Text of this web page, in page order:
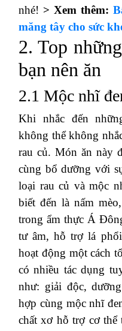
nhé! > Xem thêm:
măng tây cho sức
2. Top
bạn nên ăn
2.1 Mộc nhĩ
Khi nhắc đến
không thể không
rau củ. Món ăn này
cùng bổ dưỡng với
loại rau củ và mộc
biết đến là nấm
trong ẩm thực Á
tư âm, hỗ trợ lá
hoạt động một cách
có nhiều tác dụng
như: giải độc,
hợp cùng mộc nhĩ
chất xơ hỗ trợ cơ thể